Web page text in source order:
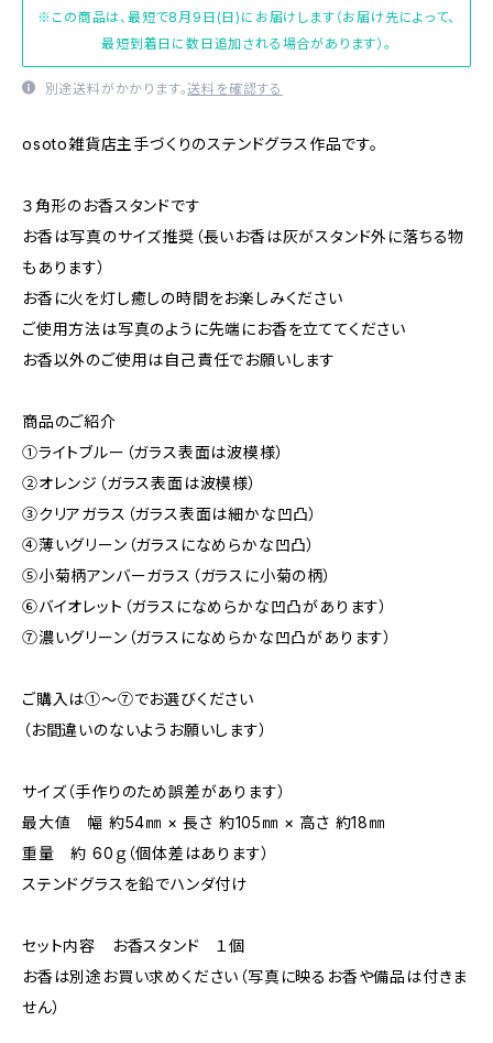
※この商品は、最短で8月9日(日)にお届けします（お届け先によって、
最短到着日に数日追加される場合があります）。
別途送料がかかります。送料を確認する
osoto雑貨店主手づくりのステンドグラス作品です。
３角形のお香スタンドです
お香は写真のサイズ推奨（長いお香は灰がスタンド外に落ちる物
もあります）
お香に火を灯し癒しの時間をお楽しみください
ご使用方法は写真のように先端にお香を立ててください
お香以外のご使用は自己責任でお願いします
商品のご紹介
①ライトブルー（ガラス表面は波模様）
②オレンジ（ガラス表面は波模様）
③クリアガラス（ガラス表面は細かな凹凸）
➃薄いグリーン（ガラスになめらかな凹凸）
⑤小菊柄アンバーガラス（ガラスに小菊の柄）
⑥バイオレット（ガラスになめらかな凹凸があります）
⑦濃いグリーン（ガラスになめらかな凹凸があります）
ご購入は①～⑦でお選びください
（お間違いのないようお願いします）
サイズ（手作りのため誤差があります）
最大値 幅 約54㎜ × 長さ 約105㎜ × 高さ 約18㎜
重量 約 60ｇ（個体差はあります）
ステンドグラスを鉛でハンダ付け
セット内容 お香スタンド １個
お香は別途お買い求めください（写真に映るお香や備品は付きま
せん）